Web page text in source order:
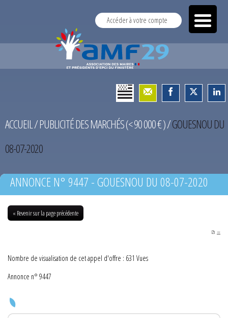
Accéder à votre compte
ACCUEIL/PUBLICITÉ DES MARCHÉS (< 90 000 € )/GOUESNOU DU
08-07-2020
ANNONCE N° 9447 - GOUESNOU DU 08-07-2020
« Revenir sur la page précédente
PDF
Nombre de visualisation de cet appel d'offre : 631 Vues
Annonce n° 9447